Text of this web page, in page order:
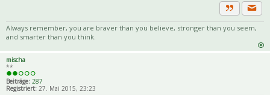
Zitat
Always remember, you are braver than you believe, stronger than you seem,
and smarter than you think.
mischa
**
Beiträge: 287
Registriert: 27. Mai 2015, 23:23